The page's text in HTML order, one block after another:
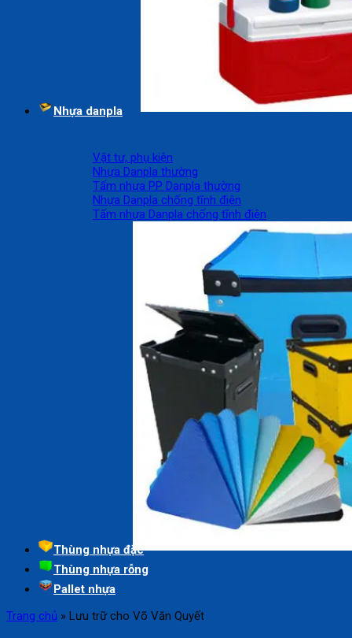
Nhựa danpla
Vật tư, phụ kiện
Nhựa Danpla thường
Tấm nhựa PP Danpla thường
Nhựa Danpla chống tĩnh điện
Tấm nhựa Danpla chống tĩnh điện
Thùng nhựa đặc
Thùng nhựa rỗng
Pallet nhựa
Trang chủ » Lưu trữ cho Võ Văn Quyết